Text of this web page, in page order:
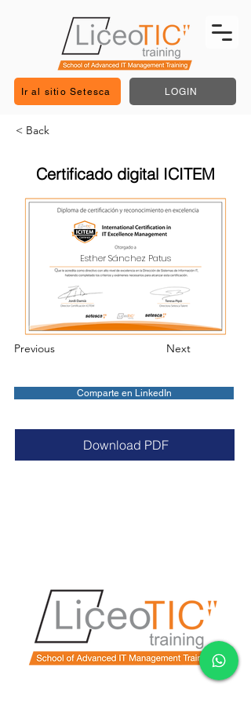
Ir al sitio Setesca LOGIN
< Back
Certificado digital ICITEM
Esther Sánchez Patus
Previous Next
Comparte en LinkedIn
Download PDF